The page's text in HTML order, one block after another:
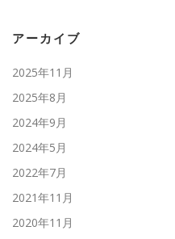
アーカイブ
2025年11月
2025年8月
2024年9月
2024年5月
2022年7月
2021年11月
2020年11月